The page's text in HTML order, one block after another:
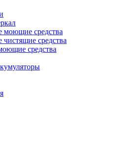
моющие средства
средства
средства